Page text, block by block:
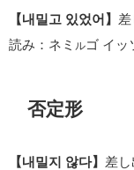
【내밀고 있었어】 差
読み：ネミ ルゴ イッ
否定形
【내밀지 않다】 差